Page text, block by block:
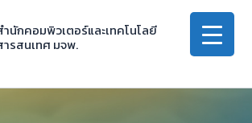
ำนักคอมพิวเตอร์และเทคโนโลยี
ารสนเทศ มจพ.